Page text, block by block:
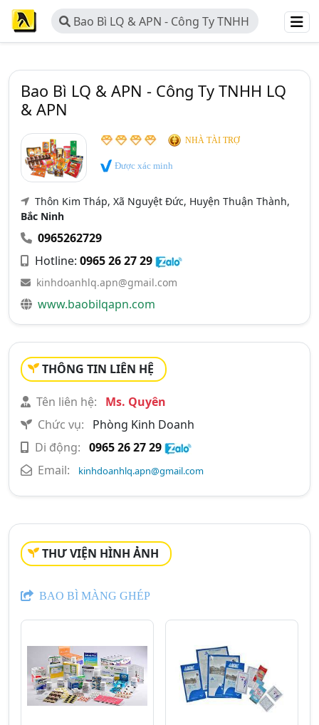
Bao Bì LQ & APN - Công Ty TNHH
LQ & APN
Bao Bì LQ & APN - Công Ty TNHH LQ
& APN
NHÀ TÀI TRỢ
Được xác minh
Thôn Kim Tháp, Xã Nguyệt Đức, Huyện Thuận Thành,
Bắc Ninh
0965262729
Hotline: 0965 26 27 29
kinhdoanhlq.apn@gmail.com
www.baobilqapn.com
THÔNG TIN LIÊN HỆ
Tên liên hệ:
Ms. Quyên
Chức vụ:
Phòng Kinh Doanh
Di động: 0965 26 27 29
Email:
kinhdoanhlq.apn@gmail.com
THƯ VIỆN HÌNH ẢNH
BAO BÌ MÀNG GHÉP